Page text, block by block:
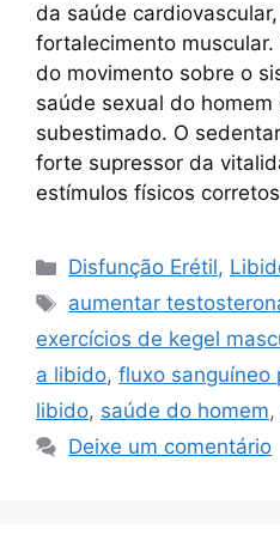
da saúde
fortalecimento
do movimento sobre o
saúde sexual do
subestimado. O
forte supressor da
estímulos físicos
Categorias
Disfunção Erétil,
Tags
aumentar
exercícios de kegel
a libido, fluxo sanguíneo
libido, saúde do homem,
Deixe um comentário